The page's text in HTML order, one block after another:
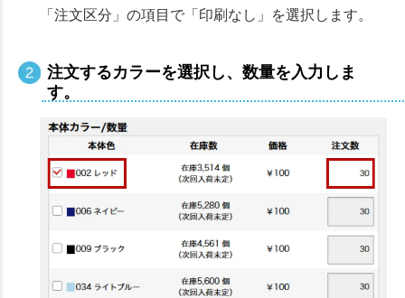
「注文区分」の項目で「印刷なし」を選択します。
注文するカラーを選択し、数量を入力しま
す。